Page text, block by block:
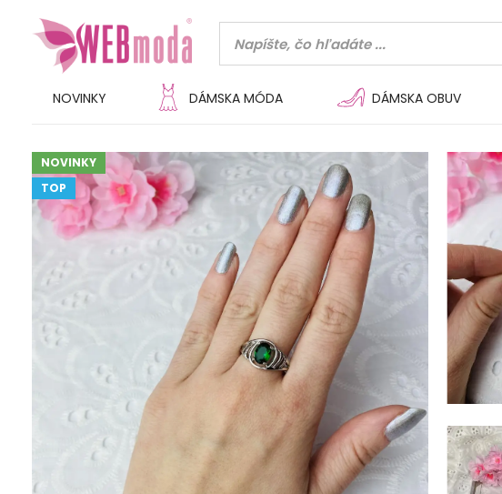
NOVINKY DÁMSKA MÓDA DÁMSKA OBUV
NOVINKY
TOP